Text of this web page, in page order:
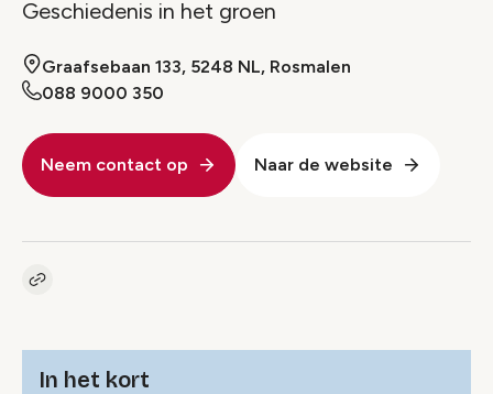
Geschiedenis in het groen
Graafsebaan 133, 5248 NL, Rosmalen
088 9000 350
Neem contact op Naar de website
Kopieer link naar pagina
In het kort